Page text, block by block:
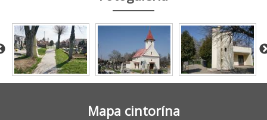
Mapa cintorína